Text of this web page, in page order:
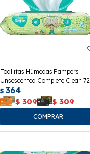
Toallitas Húmedas Pampers
Unsescented Complete Clean 72
Uds.
$ 364
$ 309 $ 309